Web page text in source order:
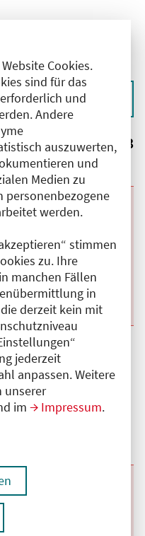
Cookies.
sind für das
und
Andere
auszuwerten,
und
Medien zu
personenbezogene
werden.
stimmen
zu. Ihre
manchen Fällen
in
derzeit kein mit
jederzeit
anpassen. Weitere
unserer
im Impressum.
neu laden
Ergebnisse: 3
Uhr
Neue Bergstraße,
Uhr
Departments für
Bergstraße,
Uhr
Departments für
Bergstraße,